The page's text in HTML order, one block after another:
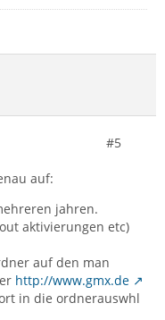
#5
auf:
jahren.
aktivierungen etc)
auf den man
http://www.gmx.de
in die ordnerauswhl